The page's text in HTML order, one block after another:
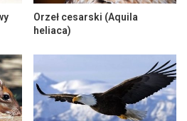
Orzeł cesarski (Aquila
heliaca)